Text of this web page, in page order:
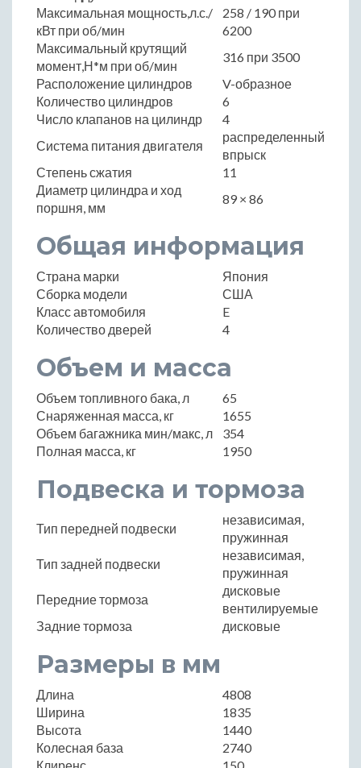
Максимальная мощность,л.с./
кВт при об/мин
258 / 190 при
6200
Максимальный крутящий
момент,Н*м при об/мин
316 при 3500
Расположение цилиндров
V-образное
Количество цилиндров
6
Число клапанов на цилиндр
4
Система питания двигателя
распределенный
впрыск
Степень сжатия
11
Диаметр цилиндра и ход
поршня, мм
89 × 86
Общая информация
Страна марки
Япония
Сборка модели
США
Класс автомобиля
E
Количество дверей
4
Объем и масса
Объем топливного бака, л
65
Снаряженная масса, кг
1655
Объем багажника мин/макс, л
354
Полная масса, кг
1950
Подвеска и тормоза
Тип передней подвески
независимая,
пружинная
Тип задней подвески
независимая,
пружинная
Передние тормоза
дисковые
вентилируемые
Задние тормоза
дисковые
Размеры в мм
Длина
4808
Ширина
1835
Высота
1440
Колесная база
2740